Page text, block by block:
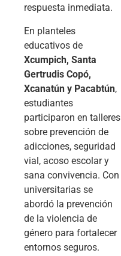
respuesta inmediata.
En planteles
educativos de
Xcumpich, Santa
Gertrudis Copó,
Xcanatún y Pacabtún,
estudiantes
participaron en talleres
sobre prevención de
adicciones, seguridad
vial, acoso escolar y
sana convivencia. Con
universitarias se
abordó la prevención
de la violencia de
género para fortalecer
entornos seguros.